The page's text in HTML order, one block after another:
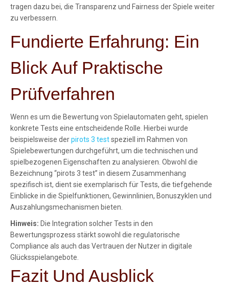
tragen dazu bei, die Transparenz und Fairness der Spiele weiter
zu verbessern.
Fundierte Erfahrung: Ein
Blick Auf Praktische
Prüfverfahren
Wenn es um die Bewertung von Spielautomaten geht, spielen
konkrete Tests eine entscheidende Rolle. Hierbei wurde
beispielsweise derpirots 3 testspeziell im Rahmen von
Spielebewertungen durchgeführt, um die technischen und
spielbezogenen Eigenschaften zu analysieren. Obwohl die
Bezeichnung “pirots 3 test” in diesem Zusammenhang
spezifisch ist, dient sie exemplarisch für Tests, die tiefgehende
Einblicke in die Spielfunktionen, Gewinnlinien, Bonuszyklen und
Auszahlungsmechanismen bieten.
Hinweis: Die Integration solcher Tests in den
Bewertungsprozess stärkt sowohl die regulatorische
Compliance als auch das Vertrauen der Nutzer in digitale
Glücksspielangebote.
Fazit Und Ausblick